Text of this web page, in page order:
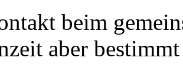
beim
aber